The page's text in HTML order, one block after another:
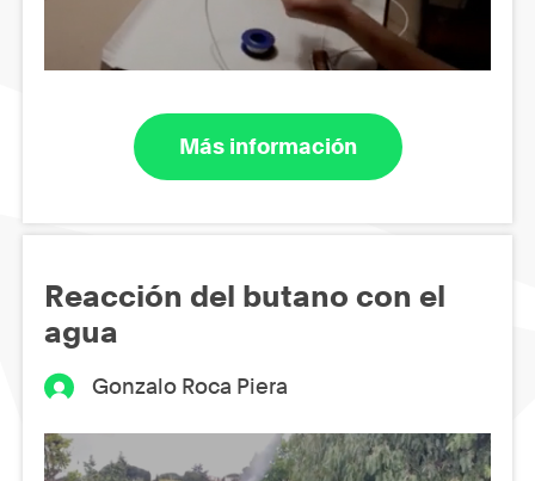
Más información
Reacción del butano con el
agua
Gonzalo Roca Piera